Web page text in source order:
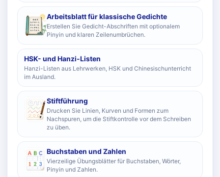
Arbeitsblatt für klassische Gedichte
Erstellen Sie Gedicht-Abschriften mit optionalem
Pinyin und klaren Zeilenumbrüchen.
HSK- und Hanzi-Listen
Hanzi-Listen aus Lehrwerken, HSK und Chinesischunterricht
im Ausland.
Stiftführung
Drucken Sie Linien, Kurven und Formen zum
Nachspuren, um die Stiftkontrolle vor dem Schreiben
zu üben.
Buchstaben und Zahlen
Vierzeilige Übungsblätter für Buchstaben, Wörter,
Pinyin und Zahlen.